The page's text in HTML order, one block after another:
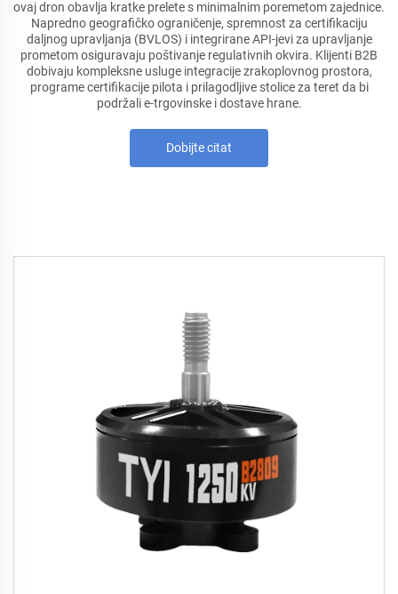
ovaj dron obavlja kratke prelete s minimalnim poremetom zajednice.
Napredno geografičko ograničenje, spremnost za certifikaciju
daljnog upravljanja (BVLOS) i integrirane API-jevi za upravljanje
prometom osiguravaju poštivanje regulativnih okvira. Klijenti B2B
dobivaju kompleksne usluge integracije zrakoplovnog prostora,
programe certifikacije pilota i prilagodljive stolice za teret da bi
podržali e-trgovinske i dostave hrane.
Dobijte citat